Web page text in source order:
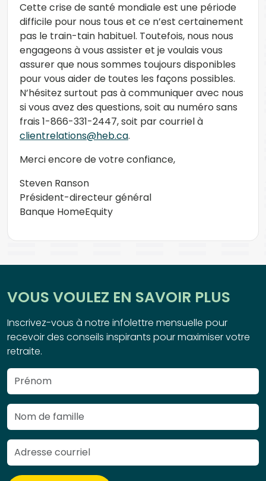
Cette crise de santé mondiale est une période
difficile pour nous tous et ce n’est certainement
pas le train-tain habituel. Toutefois, nous nous
engageons à vous assister et je voulais vous
assurer que nous sommes toujours disponibles
pour vous aider de toutes les façons possibles.
N’hésitez surtout pas à communiquer avec nous
si vous avez des questions, soit au numéro sans
frais 1-866-331-2447, soit par courriel à
clientrelations@heb.ca.
Merci encore de votre confiance,
Steven Ranson
Président-directeur général
Banque HomeEquity
VOUS VOULEZ EN SAVOIR PLUS
Inscrivez-vous à notre infolettre mensuelle pour
recevoir des conseils inspirants pour maximiser votre
retraite.